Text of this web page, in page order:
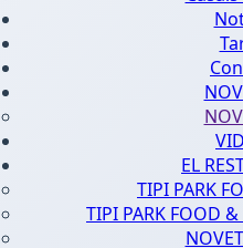
EL
TIPI PARK
TIPI PARK FOOD